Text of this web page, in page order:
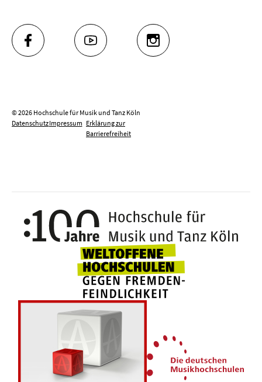
FACEBOOK YOUTUBE INSTAGRAM
© 2026 Hochschule für Musik und Tanz Köln
DatenschutzImpressum Erklärung zur
Barrierefreiheit